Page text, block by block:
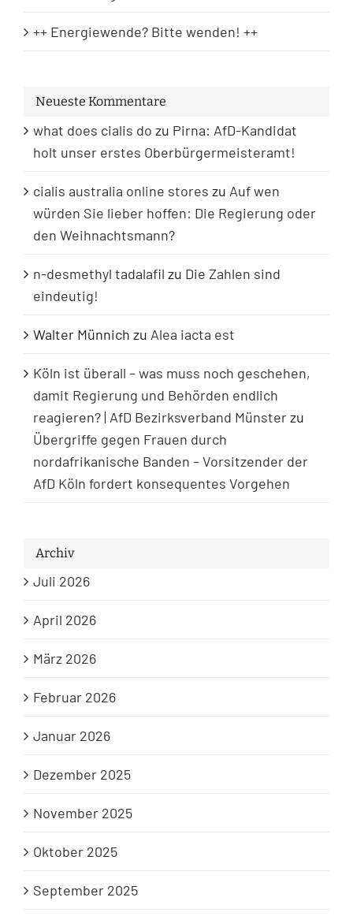
++ Energiewende? Bitte wenden! ++
Neueste Kommentare
what does cialis do zu Pirna: AfD-Kandidat
holt unser erstes Oberbürgermeisteramt!
cialis australia online stores zu Auf wen
würden Sie lieber hoffen: Die Regierung oder
den Weihnachtsmann?
n-desmethyl tadalafil zu Die Zahlen sind
eindeutig!
Walter Münnich zu Alea iacta est
Köln ist überall – was muss noch geschehen,
damit Regierung und Behörden endlich
reagieren? | AfD Bezirksverband Münsterzu
Übergriffe gegen Frauen durch
nordafrikanische Banden – Vorsitzender der
AfD Köln fordert konsequentes Vorgehen
Archiv
Juli 2026
April 2026
März 2026
Februar 2026
Januar 2026
Dezember 2025
November 2025
Oktober 2025
September 2025